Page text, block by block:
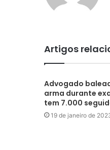
Artigos
Advogado
arma durante
tem 7.000
19 de janeiro de